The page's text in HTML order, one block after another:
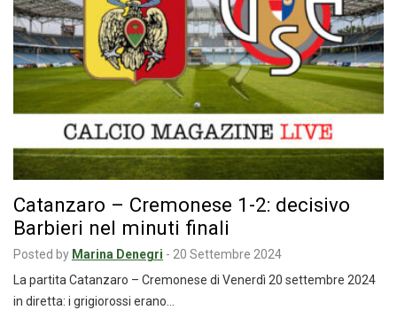
Catanzaro – Cremonese 1-2: decisivo
Barbieri nel minuti finali
Posted by Marina Denegri - 20 Settembre 2024
La partita Catanzaro – Cremonese di Venerdì 20 settembre 2024
in diretta: i grigiorossi erano…